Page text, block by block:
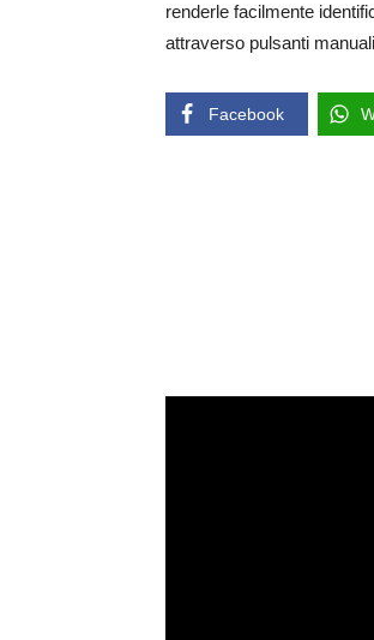
renderle facilmente
attraverso pulsanti
Facebook